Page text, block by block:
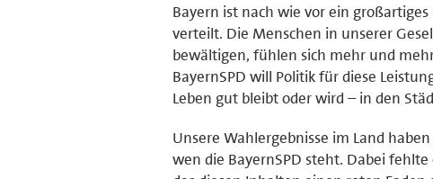
Bayern ist nach wie vor ein
verteilt. Die Menschen in unserer
bewältigen, fühlen sich mehr und
BayernSPD will Politik für diese
Leben gut bleibt oder wird – in den
Unsere Wahlergebnisse im Land
wen die BayernSPD steht. Dabei